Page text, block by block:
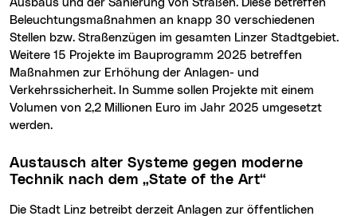
Ausbaus und der Sanierung von Straßen. Diese betreffen
Beleuchtungsmaßnahmen an knapp 30 verschiedenen
Stellen bzw. Straßenzügen im gesamten Linzer Stadtgebiet.
Weitere 15 Projekte im Bauprogramm 2025 betreffen
Maßnahmen zur Erhöhung der Anlagen- und
Verkehrssicherheit. In Summe sollen Projekte mit einem
Volumen von 2,2 Millionen Euro im Jahr 2025 umgesetzt
werden.
Austausch alter Systeme gegen moderne
Technik nach dem „State of the Art“
Die Stadt Linz betreibt derzeit Anlagen zur öffentlichen